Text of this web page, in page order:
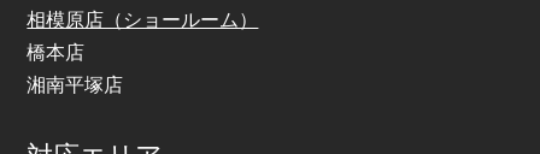
相模原店（ショールーム）
橋本店
湘南平塚店